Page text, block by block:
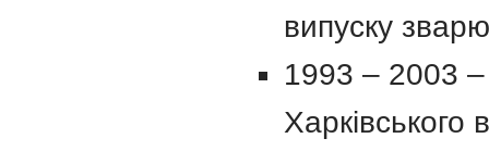
випуску
1993 – 2003
Харківського